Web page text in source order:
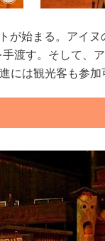
始まる。アイ
渡す。そして、
には観光客も参加